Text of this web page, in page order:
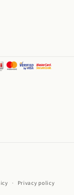
Privacy policy